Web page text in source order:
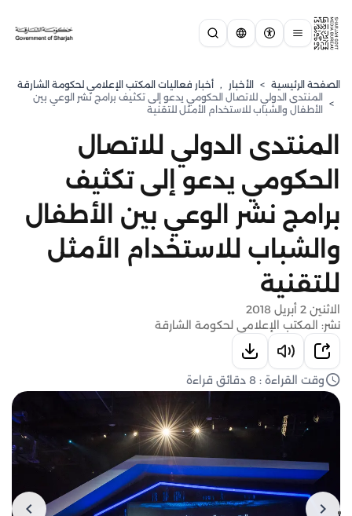
الصفحة الرئيسية > الأخبار , أخبار فعاليات المكتب الإعلامي لحكومة الشارقة
>
المنتدى الدولي للاتصال الحكومي يدعو إلى تكثيف برامج نشر الوعي بين
الأطفال والشباب للاستخدام الأمثل للتقنية
المنتدى الدولي للاتصال
الحكومي يدعو إلى تكثيف
برامج نشر الوعي بين الأطفال
والشباب للاستخدام الأمثل
للتقنية
الاثنين 2 أبريل 2018
نشر: المكتب الإعلامي لحكومة الشارقة
وقت القراءة : 8 دقائق قراءة